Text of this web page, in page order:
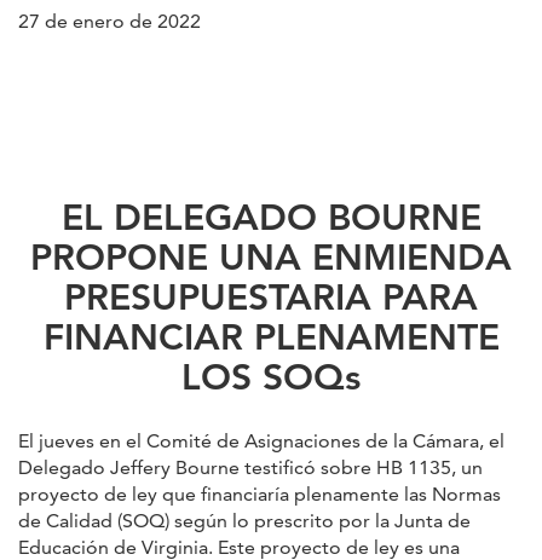
27 de enero de 2022
EL DELEGADO BOURNE
PROPONE UNA ENMIENDA
PRESUPUESTARIA PARA
FINANCIAR PLENAMENTE
LOS SOQs
El jueves en el Comité de Asignaciones de la Cámara, el
Delegado Jeffery Bourne testificó sobre HB 1135, un
proyecto de ley que financiaría plenamente las Normas
de Calidad (SOQ) según lo prescrito por la Junta de
Educación de Virginia. Este proyecto de ley es una